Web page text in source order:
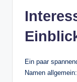
Ein paar
Namen allgemein: